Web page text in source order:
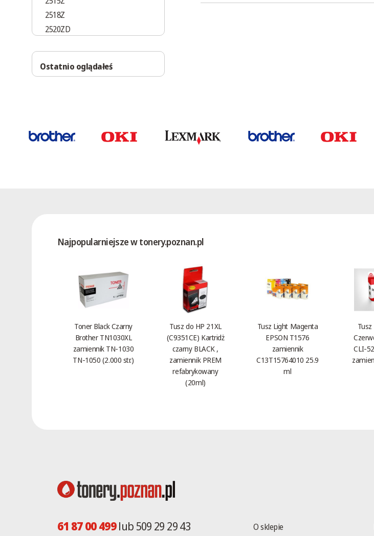
2518Z
2520ZD
2527ZD
2543ZD
2545D
25A0
2680RDH
2682D
2703
Ostatnio oglądałeś
Najpopularniejsze w tonery.poznan.pl
Toner Black Czarny
Brother TN1030XL
zamiennik TN-1030
TN-1050 (2.000 str.)
Tusz do HP 21XL
(C9351CE) Kartridż
czarny BLACK ,
zamiennik PREM
refabrykowany
(20ml)
Tusz Light Magenta
EPSON T1576
zamiennik
C13T15764010 25.9
ml
CLI-
61 87 00 499lub 509 29 29 43
O sklepie